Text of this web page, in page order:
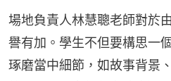
場地負責人林慧聰老師對於
譽有加。學生不但要構思一
琢磨當中細節，如故事背景